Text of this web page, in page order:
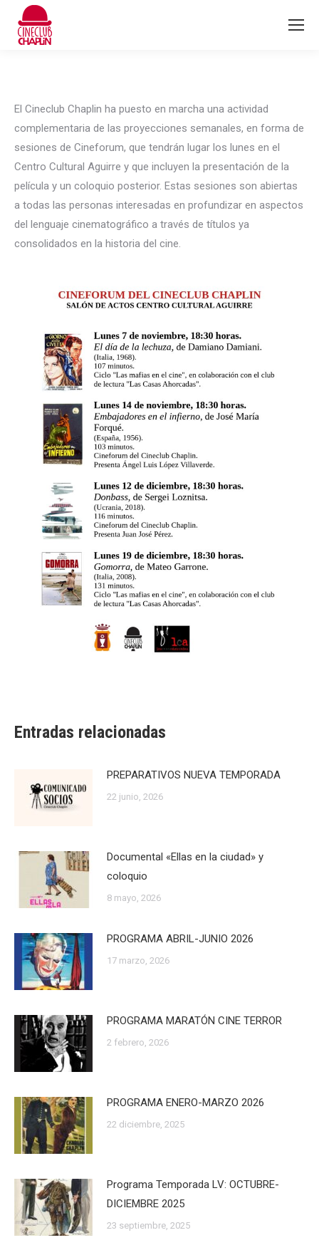
El Cineclub Chaplin ha puesto en marcha una actividad
complementaria de las proyecciones semanales, en forma de
sesiones de Cineforum, que tendrán lugar los lunes en el
Centro Cultural Aguirre y que incluyen la presentación de la
película y un coloquio posterior. Estas sesiones son abiertas
a todas las personas interesadas en profundizar en aspectos
del lenguaje cinematográfico a través de títulos ya
consolidados en la historia del cine.
Entradas relacionadas
PREPARATIVOS NUEVA TEMPORADA
22 junio, 2026
Documental «Ellas en la ciudad» y
coloquio
8 mayo, 2026
PROGRAMA ABRIL-JUNIO 2026
17 marzo, 2026
PROGRAMA MARATÓN CINE TERROR
2 febrero, 2026
PROGRAMA ENERO-MARZO 2026
22 diciembre, 2025
Programa Temporada LV: OCTUBRE-
DICIEMBRE 2025
23 septiembre, 2025